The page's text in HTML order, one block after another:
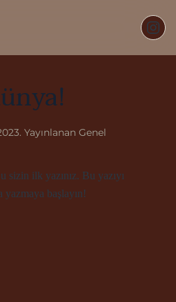
. Yayınlanan Genel
sizin ilk yazınız. Bu yazıyı
başlayın!